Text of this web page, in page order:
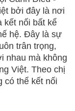
bởi đây là nơi
kết nối bất kể
hệ. Đây là sự
trân trọng,
nhau mà không
Việt. Theo chị
có thể kết nối